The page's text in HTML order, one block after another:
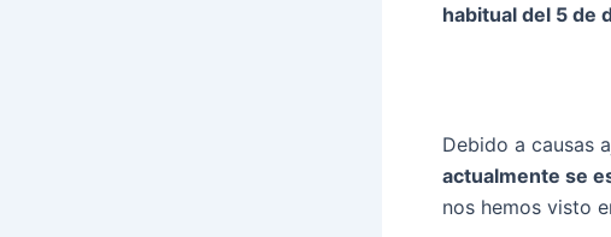
habitual del 5 de
Debido a causas
actualmente se
nos hemos visto